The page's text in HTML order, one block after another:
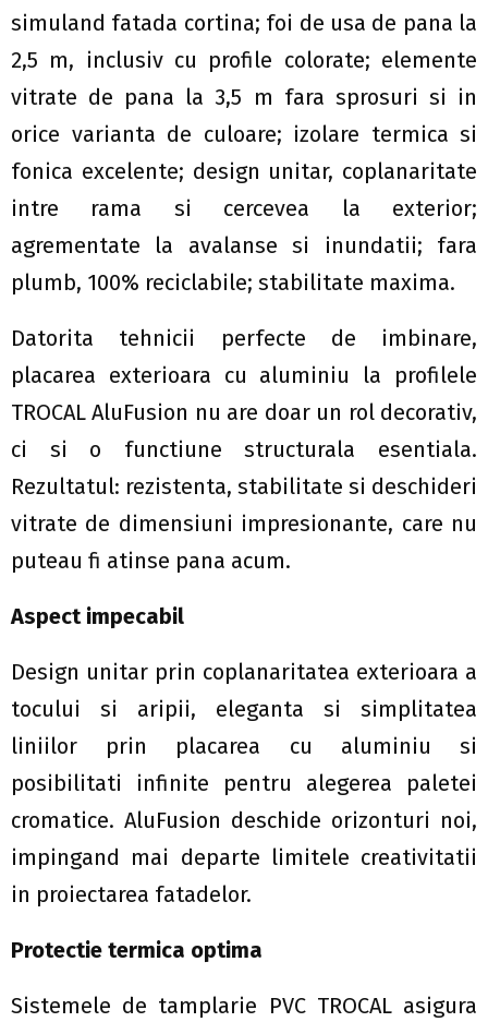
simuland fatada cortina; foi de usa de pana la
2,5 m, inclusiv cu profile colorate; elemente
vitrate de pana la 3,5 m fara sprosuri si in
orice varianta de culoare; izolare termica si
fonica excelente; design unitar, coplanaritate
intre rama si cercevea la exterior;
agrementate la avalanse si inundatii; fara
plumb, 100% reciclabile; stabilitate maxima.
Datorita tehnicii perfecte de imbinare,
placarea exterioara cu aluminiu la profilele
TROCAL AluFusion nu are doar un rol decorativ,
ci si o functiune structurala esentiala.
Rezultatul: rezistenta, stabilitate si deschideri
vitrate de dimensiuni impresionante, care nu
puteau fi atinse pana acum.
Aspect impecabil
Design unitar prin coplanaritatea exterioara a
tocului si aripii, eleganta si simplitatea
liniilor prin placarea cu aluminiu si
posibilitati infinite pentru alegerea paletei
cromatice. AluFusion deschide orizonturi noi,
impingand mai departe limitele creativitatii
in proiectarea fatadelor.
Protectie termica optima
Sistemele de tamplarie PVC TROCAL asigura